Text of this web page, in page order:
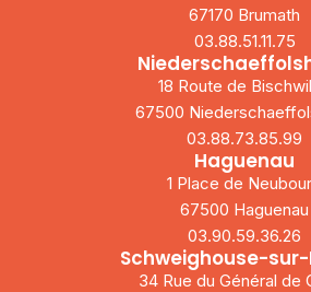
67170 Brumath
03.88.51.11.75
18 Route de
67500
03.88.73.85.99
Haguenau
1 Place de
67500 Haguenau
03.90.59.36.26
Schweighouse-
34 Rue du Général de